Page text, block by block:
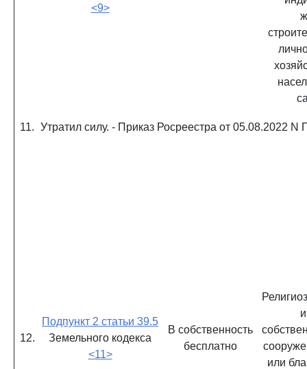
<9>
11. Утратил силу. - Приказ Росреестра от 05.08.2022 N
12.
Подпункт 2 статьи 39.5
Земельного кодекса
<11>
В собственность
бесплатно
или